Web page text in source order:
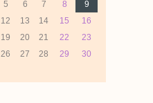
5 6 7 8
9
12 13 14 15
16
19 20 21 22
23
26 27 28 29
30